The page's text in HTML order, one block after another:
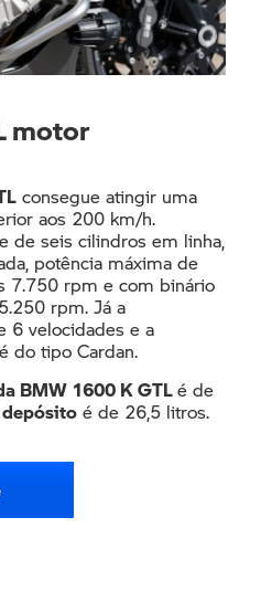
motor
consegue atingir uma
aos 200 km/h.
de seis cilindros em linha,
potência máxima de
7.750 rpm e com binário
rpm. Já a
6 velocidades e a
do tipo Cardan.
BMW 1600 K GTLé de
é de 26,5 litros.